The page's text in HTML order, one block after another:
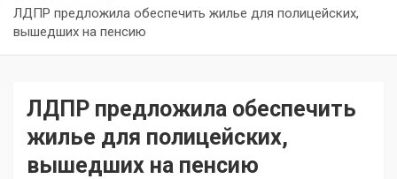
ЛДПР предложила обеспечить жилье для полицейских,
вышедших на пенсию
ЛДПР предложила обеспечить
жилье для полицейских,
вышедших на пенсию